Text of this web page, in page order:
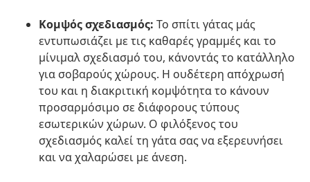
Κομψός σχεδιασμός: Το σπίτι γάτας μάς
εντυπωσιάζει με τις καθαρές γραμμές και το
μίνιμαλ σχεδιασμό του, κάνοντάς το κατάλληλο
για σοβαρούς χώρους. Η ουδέτερη απόχρωσή
του και η διακριτική κομψότητα το κάνουν
προσαρμόσιμο σε διάφορους τύπους
εσωτερικών χώρων. Ο φιλόξενος του
σχεδιασμός καλεί τη γάτα σας να εξερευνήσει
και να χαλαρώσει με άνεση.